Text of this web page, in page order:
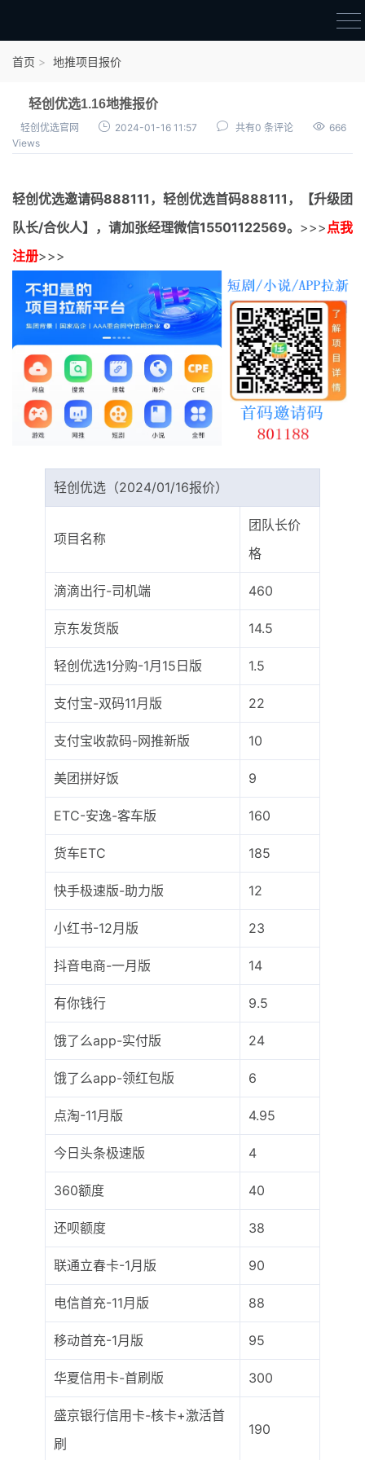
结算进度
团队长扶持
充场项目报价
无人直播
电商入门
最新通知
项目介绍
首页 地推项目报价
轻创优选1.16地推报价
轻创优选官网 2024-01-16 11:57 共有0 条评论
666
Views
轻创优选邀请码888111， 轻创优选首码888111，【升级团
队长/合伙人】，请加张经理微信15501122569。 >>>点我
注册>>>
轻创优选（2024/01/16报价）
项目名称
团队长价
格
滴滴出行-司机端 460
京东发货版 14.5
轻创优选1分购-1月15日版 1.5
支付宝-双码11月版 22
支付宝收款码-网推新版 10
美团拼好饭 9
ETC-安逸-客车版 160
货车ETC 185
快手极速版-助力版 12
小红书-12月版 23
抖音电商-一月版 14
有你钱行 9.5
饿了么app-实付版 24
饿了么app-领红包版 6
点淘-11月版 4.95
今日头条极速版 4
360额度 40
还呗额度 38
联通立春卡-1月版 90
电信首充-11月版 88
移动首充-1月版 95
华夏信用卡-首刷版 300
盛京银行信用卡-核卡+激活首
刷
190